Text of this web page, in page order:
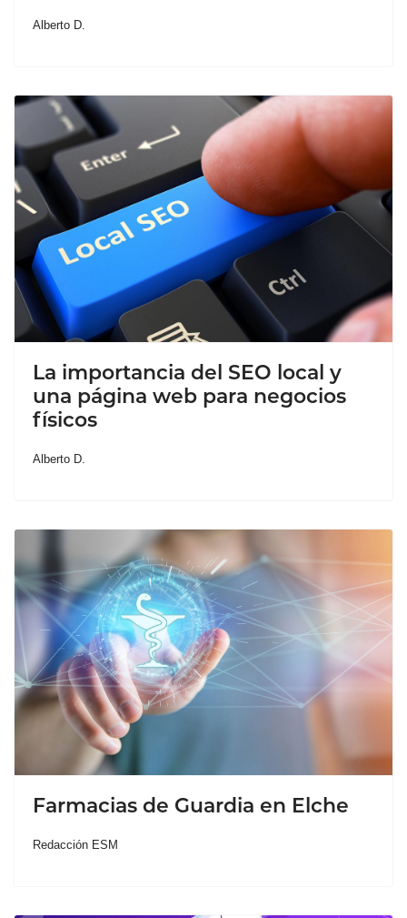
Alberto D.
La importancia del SEO local y
una página web para negocios
físicos
Alberto D.
Farmacias de Guardia en Elche
Redacción ESM